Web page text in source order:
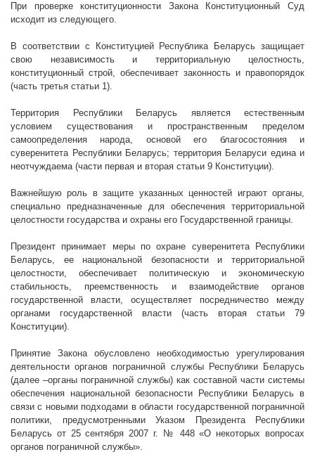
При проверке конституционности Закона Конституционный Суд
исходит из следующего.
В соответствии с Конституцией Республика Беларусь защищает
свою независимость и территориальную целостность,
конституционный строй, обеспечивает законность и правопорядок
(часть третья статьи 1).
Территория Республики Беларусь является естественным
условием существования и пространственным пределом
самоопределения народа, основой его благосостояния и
суверенитета Республики Беларусь; территория Беларуси едина и
неотчуждаема (части первая и вторая статьи 9 Конституции).
Важнейшую роль в защите указанных ценностей играют органы,
специально предназначенные для обеспечения территориальной
целостности государства и охраны его Государственной границы.
Президент принимает меры по охране суверенитета Республики
Беларусь, ее национальной безопасности и территориальной
целостности, обеспечивает политическую и экономическую
стабильность, преемственность и взаимодействие органов
государственной власти, осуществляет посредничество между
органами государственной власти (часть вторая статьи 79
Конституции).
Принятие Закона обусловлено необходимостью урегулирования
деятельности органов пограничной службы Республики Беларусь
(далее –органы пограничной службы) как составной части системы
обеспечения национальной безопасности Республики Беларусь в
связи с новыми подходами в области государственной пограничной
политики, предусмотренными Указом Президента Республики
Беларусь от 25 сентября2007 г. №
448 «О некоторых вопросах
органов пограничной службы».